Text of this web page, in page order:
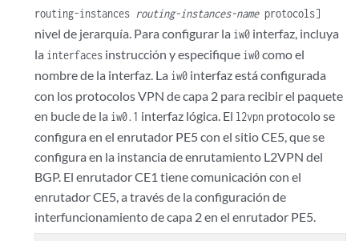
routing-instances routing-instances-nameprotocols]
nivel de jerarquía. Para configurar la iw0 interfaz, incluya
la interfaces instrucción y especifique iw0como el
nombre de la interfaz. La iw0 interfaz está configurada
con los protocolos VPN de capa 2 para recibir el paquete
en bucle de la iw0.1 interfaz lógica. El l2vpn protocolo se
configura en el enrutador PE5 con el sitio CE5, que se
configura en la instancia de enrutamiento L2VPN del
BGP. El enrutador CE1 tiene comunicación con el
enrutador CE5, a través de la configuración de
interfuncionamiento de capa 2 en el enrutador PE5.